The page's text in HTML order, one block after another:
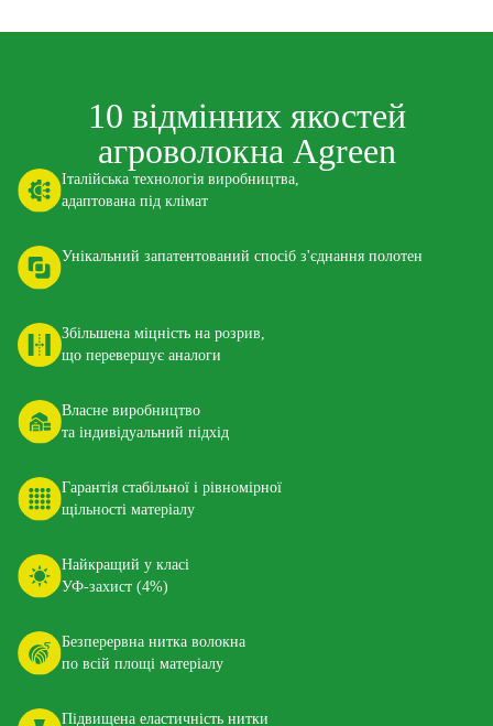
10 відмінних якостей
агроволокна Agreen
Італійська технологія виробництва,
адаптована під клімат
Унікальний запатентований спосіб з'єднання полотен
Збільшена міцність на розрив,
що перевершує аналоги
Власне виробництво
та індивідуальний підхід
Гарантія стабільної і рівномірної
щільності матеріалу
Найкращий у класі
УФ-захист (4%)
Безперервна нитка волокна
по всій площі матеріалу
Підвищена еластичність нитки